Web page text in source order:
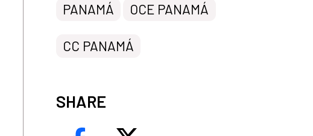
PANAMÁ OCE PANAMÁ
CC PANAMÁ
SHARE